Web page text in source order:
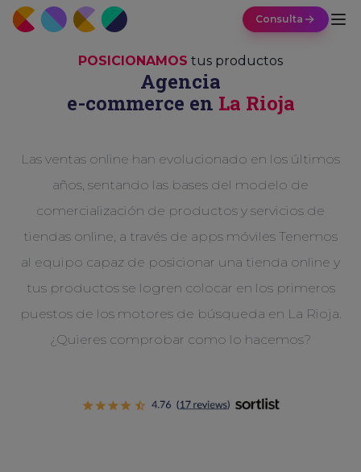
Consulta
POSICIONAMOS tus productos
Agencia
e-commerce en La Rioja
Las ventas online han evolucionado en los últimos
años, sentando las bases del modelo de
comercialización de productos y servicios de
tiendas online, a través de apps móviles Tenemos
al equipo capaz de posicionar una tienda online y
tus productos se logren colocar en los primeros
puestos de los motores de búsqueda en La Rioja.
¿Quieres comprobar como lo hacemos?